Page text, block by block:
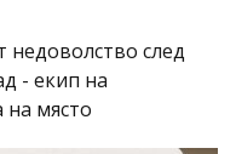
след
- екип на
място